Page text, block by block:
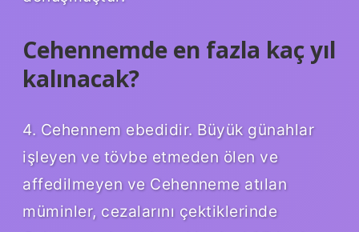
Cehennemde en fazla kaç yıl
kalınacak?
4. Cehennem ebedidir. Büyük günahlar
işleyen ve tövbe etmeden ölen ve
affedilmeyen ve Cehenneme atılan
müminler, cezalarını çektiklerinde